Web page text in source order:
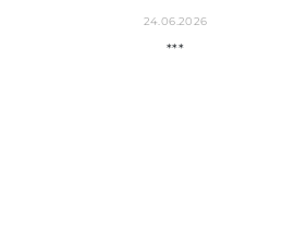
24.06.2026
***